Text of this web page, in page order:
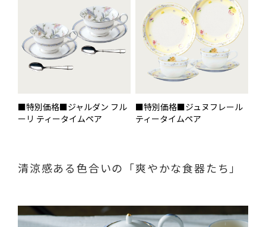
■特別価格■ジャルダン フル
ーリ ティータイムペア
■特別価格■ジュヌフレール
ティータイムペア
清涼感ある色合いの「爽やかな食器たち」